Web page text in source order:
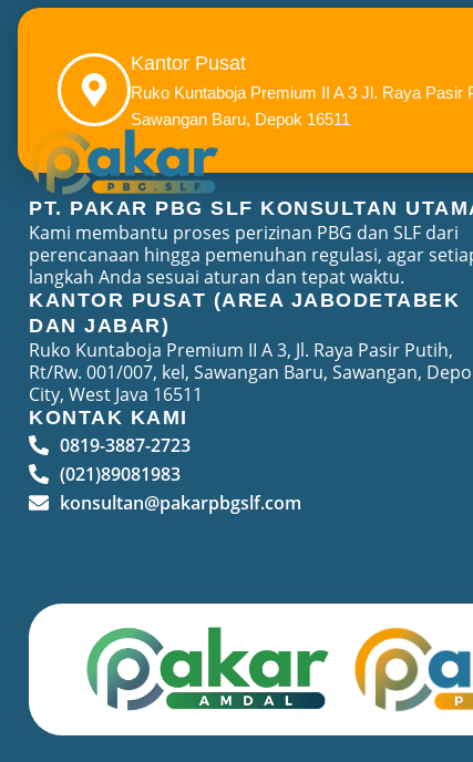
Kantor Pusat
Ruko Kuntaboja Premium II A 3 Jl. Raya Pasir
Sawangan Baru, Depok 16511
PT. PAKAR PBG SLF KONSULTAN
Kami membantu proses perizinan PBG dan SLF dari
perencanaan hingga pemenuhan regulasi, agar
langkah Anda sesuai aturan dan tepat waktu.
KANTOR PUSAT (AREA JABODETABEK
DAN JABAR)
Ruko Kuntaboja Premium II A 3, Jl. Raya Pasir Putih,
Rt/Rw. 001/007, kel, Sawangan Baru, Sawangan,
City, West Java 16511
KONTAK KAMI
0819-3887-2723
(021)89081983
konsultan@pakarpbgslf.com